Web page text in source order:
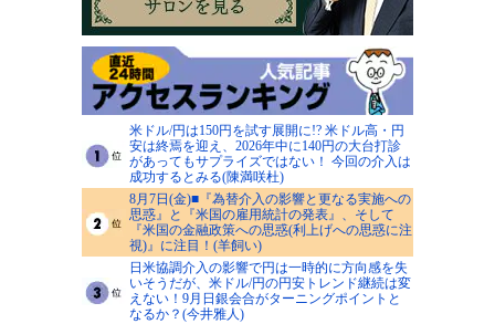
米ドル/円は150円を試す展開に!? 米ドル高・円
安は終焉を迎え、2026年中に140円の大台打診
があってもサプライズではない！ 今回の介入は
成功するとみる(陳満咲杜)
8月7日(金)■『為替介入の影響と更なる実施への
思惑』と『米国の雇用統計の発表』、そして
『米国の金融政策への思惑(利上げへの思惑に注
視)』に注目！(羊飼い)
日米協調介入の影響で円は一時的に方向感を失
いそうだが、米ドル/円の円安トレンド継続は変
えない！9月日銀会合がターニングポイントと
なるか？(今井雅人)